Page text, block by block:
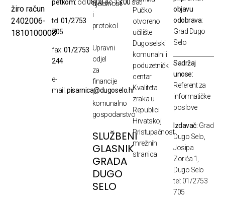
žiro račun
2402006-
1810100008
petkom:od08:00do13:00 sati
tel:01/2753
705
fax:01/2753
244
e-
mail:pisarnica@dugoselo.hr
djelatnosti
i
protokol
Upravni
odjel
za
financije
i
komunalno
gospodarstvo
SLUŽBENI
GLASNIK
GRADA
DUGO
SELO
Pučko
otvoreno
učilište
Dugoselski
komunalni i
poduzetnički
centar
Kvaliteta
zraka u
Republici
Hrvatskoj
Pristupačnost
mrežnih
stranica
objavu
odobrava:
Grad Dugo
Selo
Sadržaj
unose:
Referent za
informatičke
poslove
Izdavač: Grad
Dugo Selo,
Josipa
Zorića 1,
Dugo Selo
tel: 01/2753
705